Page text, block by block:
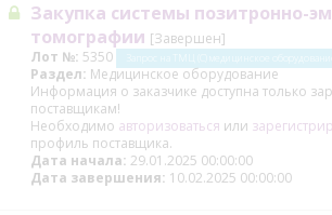
Закупка системы позитронно-
томографии [Завершен]
Лот №: 5350 Запрос на ТМЦ (С) медицинское оборудование
Раздел: Медицинское оборудование
Информация о заказчике доступна только
поставщикам!
Необходимо авторизоваться или
профиль поставщика.
Дата начала: 29.01.2025 00:00:00
Дата завершения: 10.02.2025 00:00:00